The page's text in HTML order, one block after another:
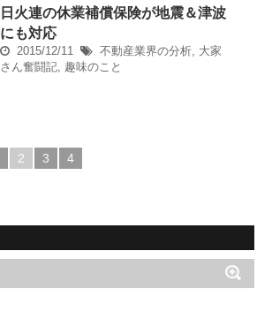
日火連の休業補償保険が地震＆津波
にも対応
2015/12/11 不動産業界の分析, 大家
さん奮闘記, 趣味のこと
2 3 4